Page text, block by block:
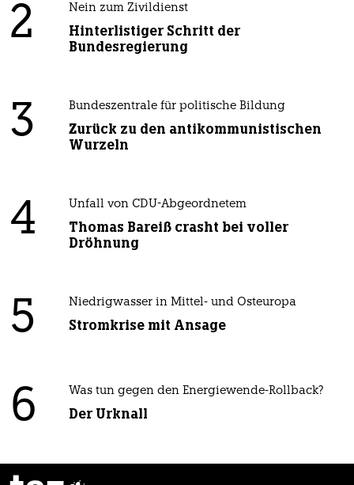
2 Nein zum Zivildienst
Hinterlistiger Schritt der
Bundesregierung
3 Bundeszentrale für politische Bildung
Zurück zu den antikommunistischen
Wurzeln
4 Unfall von CDU-Abgeordnetem
Thomas Bareiß crasht bei voller
Dröhnung
5 Niedrigwasser in Mittel- und Osteuropa
Stromkrise mit Ansage
6 Was tun gegen den Energiewende-Rollback?
Der Urknall